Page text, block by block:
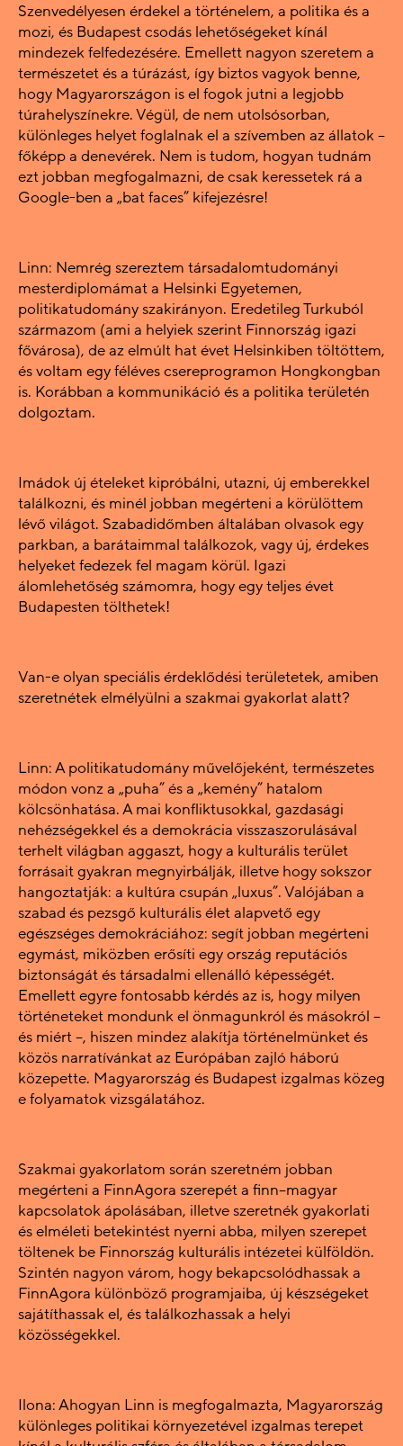
Szenvedélyesen érdekel a történelem, a politika és a
mozi, és Budapest csodás lehetőségeket kínál
mindezek felfedezésére. Emellett nagyon szeretem a
természetet és a túrázást, így biztos vagyok benne,
hogy Magyarországon is el fogok jutni a legjobb
túrahelyszínekre. Végül, de nem utolsósorban,
különleges helyet foglalnak el a szívemben az állatok –
főképp a denevérek. Nem is tudom, hogyan tudnám
ezt jobban megfogalmazni, de csak keressetek rá a
Google-ben a „bat faces” kifejezésre!
Linn: Nemrég szereztem társadalomtudományi
mesterdiplomámat a Helsinki Egyetemen,
politikatudomány szakirányon. Eredetileg Turkuból
származom (ami a helyiek szerint Finnország igazi
fővárosa), de az elmúlt hat évet Helsinkiben töltöttem,
és voltam egy féléves csereprogramon Hongkongban
is. Korábban a kommunikáció és a politika területén
dolgoztam.
Imádok új ételeket kipróbálni, utazni, új emberekkel
találkozni, és minél jobban megérteni a körülöttem
lévő világot. Szabadidőmben általában olvasok egy
parkban, a barátaimmal találkozok, vagy új, érdekes
helyeket fedezek fel magam körül. Igazi
álomlehetőség számomra, hogy egy teljes évet
Budapesten tölthetek!
Van-e olyan speciális érdeklődési területetek, amiben
szeretnétek elmélyülni a szakmai gyakorlat alatt?
Linn: A politikatudomány művelőjeként, természetes
módon vonz a „puha” és a „kemény” hatalom
kölcsönhatása. A mai konfliktusokkal, gazdasági
nehézségekkel és a demokrácia visszaszorulásával
terhelt világban aggaszt, hogy a kulturális terület
forrásait gyakran megnyirbálják, illetve hogy sokszor
hangoztatják: a kultúra csupán „luxus”. Valójában a
szabad és pezsgő kulturális élet alapvető egy
egészséges demokráciához: segít jobban megérteni
egymást, miközben erősíti egy ország reputációs
biztonságát és társadalmi ellenálló képességét.
Emellett egyre fontosabb kérdés az is, hogy milyen
történeteket mondunk el önmagunkról és másokról –
és miért –, hiszen mindez alakítja történelmünket és
közös narratívánkat az Európában zajló háború
közepette. Magyarország és Budapest izgalmas közeg
e folyamatok vizsgálatához.
Szakmai gyakorlatom során szeretném jobban
megérteni a FinnAgora szerepét a finn–magyar
kapcsolatok ápolásában, illetve szeretnék gyakorlati
és elméleti betekintést nyerni abba, milyen szerepet
töltenek be Finnország kulturális intézetei külföldön.
Szintén nagyon várom, hogy bekapcsolódhassak a
FinnAgora különböző programjaiba, új készségeket
sajátíthassak el, és találkozhassak a helyi
közösségekkel.
Ilona: Ahogyan Linn is megfogalmazta, Magyarország
különleges politikai környezetével izgalmas terepet